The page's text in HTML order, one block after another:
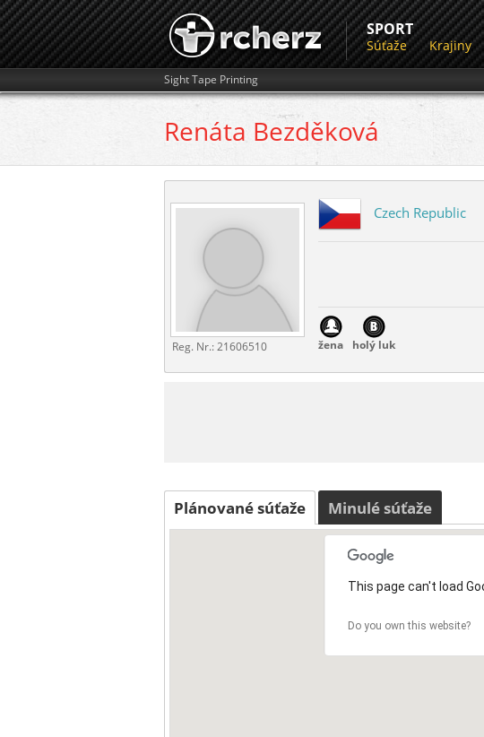
SPORT
Súťaže Krajiny
Sight Tape Printing
Renáta Bezděková
Reg. Nr.:21606510
Czech Republic
žena holý luk
Plánované súťaže Minulé súťaže
This page can't load
Do you own this website?